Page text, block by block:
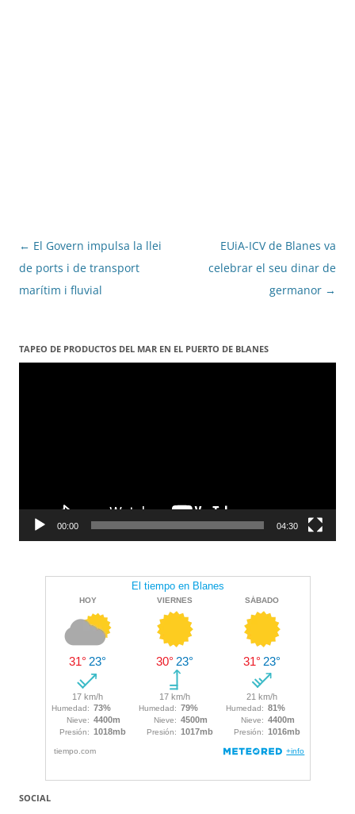
Navegació
per
les
← El Govern impulsa la llei
de ports i de transport
marítim i fluvial
EUiA-ICV de Blanes va
celebrar el seu dinar de
germanor →
TAPEO DE PRODUCTOS DEL MAR EN EL PUERTO DE BLANES
Reproductor
00:00 04:30
SOCIAL